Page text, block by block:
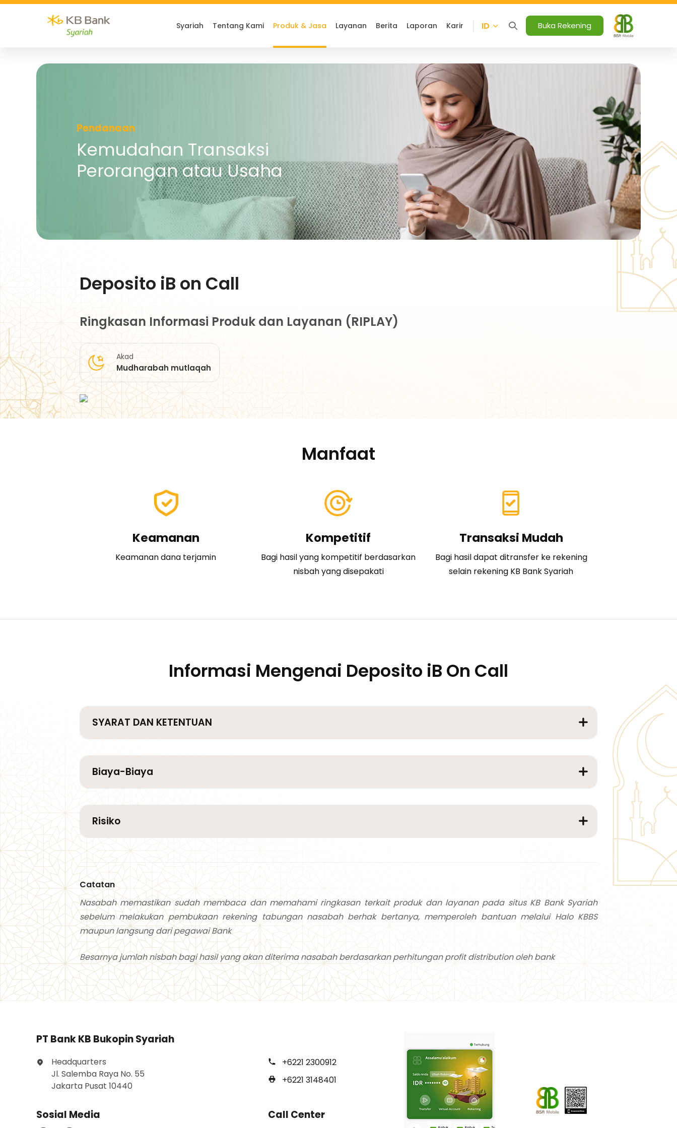
Syariah Tentang Kami Produk & Jasa Layanan Berita Laporan Karir ID Buka Rekening
Pendanaan
Kemudahan Transaksi
Perorangan atau Usaha
Deposito iB on Call
Ringkasan Informasi Produk dan Layanan (RIPLAY)
Akad
Mudharabah mutlaqah
Manfaat
Keamanan
Keamanan dana terjamin
Kompetitif
Bagi hasil yang kompetitif berdasarkan
nisbah yang disepakati
Transaksi Mudah
Bagi hasil dapat ditransfer ke rekening
selain rekening KB Bank Syariah
Informasi Mengenai Deposito iB On Call
SYARAT DAN KETENTUAN
Biaya-Biaya
Risiko
Catatan
Nasabah memastikan sudah membaca dan memahami ringkasan terkait produk dan layanan pada situs KB Bank Syariah
sebelum melakukan pembukaan rekening tabungan nasabah berhak bertanya, memperoleh bantuan melalui Halo KBBS
maupun langsung dari pegawai Bank
Besarnya jumlah nisbah bagi hasil yang akan diterima nasabah berdasarkan perhitungan profit distribution oleh bank
PT Bank KB Bukopin Syariah
Headquarters
Jl. Salemba Raya No. 55
Jakarta Pusat 10440
+6221 2300912
+6221 3148401
Sosial Media Call Center